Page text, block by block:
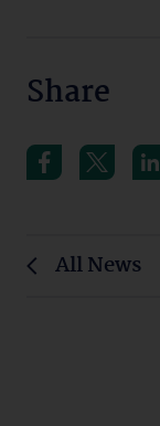
Share
All News